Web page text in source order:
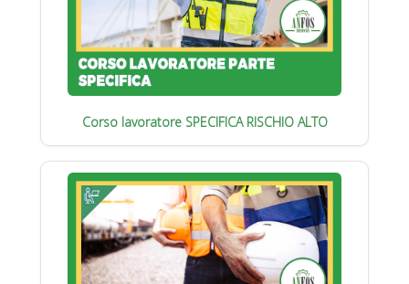
Corso lavoratore SPECIFICA RISCHIO ALTO